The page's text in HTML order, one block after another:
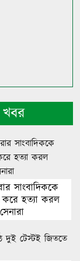
সাংবাদিককে
করে হত্যা করল